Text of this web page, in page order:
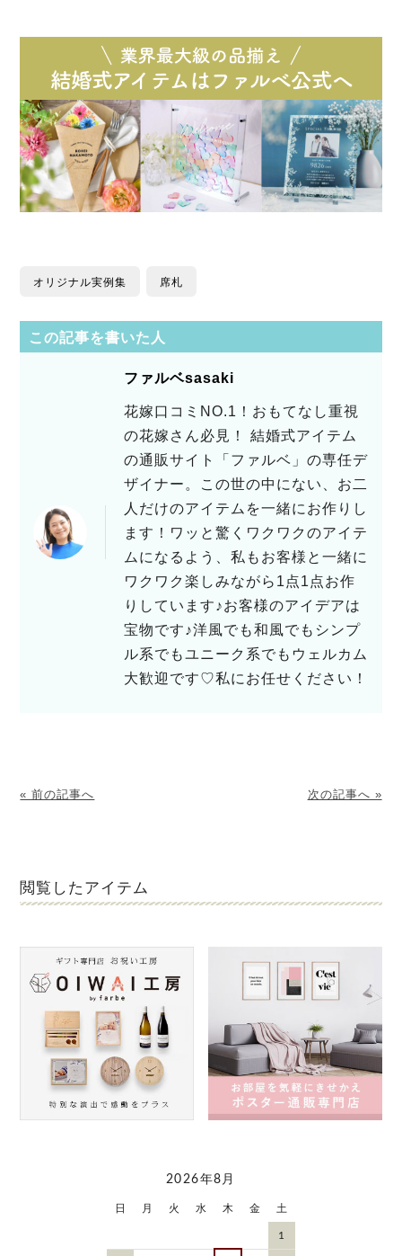
オリジナル実例集 席札
この記事を書いた人
ファルベsasaki
花嫁口コミNO.1！おもてなし重視
の花嫁さん必見！ 結婚式アイテム
の通販サイト「ファルベ」の専任デ
ザイナー。この世の中にない、お二
人だけのアイテムを一緒にお作りし
ます！ワッと驚くワクワクのアイテ
ムになるよう、私もお客様と一緒に
ワクワク楽しみながら1点1点お作
りしています♪お客様のアイデアは
宝物です♪洋風でも和風でもシンプ
ル系でもユニーク系でもウェルカム
大歓迎です♡私にお任せください！
« 前の記事へ 次の記事へ »
閲覧したアイテム
2026年8月
日 月 火 水 木 金 土
1